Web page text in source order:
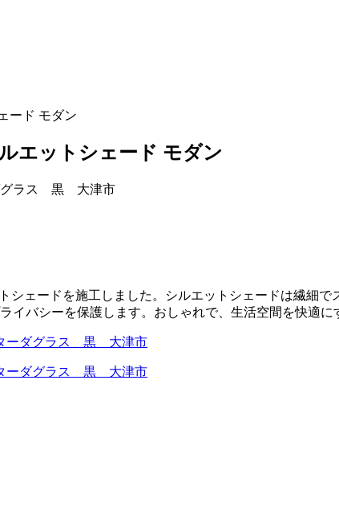
ード モダン
エットシェード モダン
シェードを施工しました。シルエットシェードは繊細
イバシーを保護します。おしゃれで、生活空間を快適に